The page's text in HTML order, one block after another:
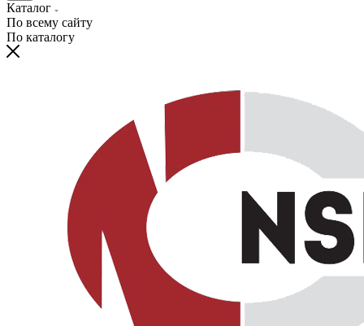
Каталог
По всему сайту
По каталогу